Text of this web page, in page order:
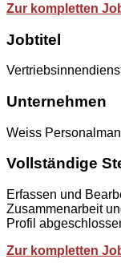
Zur kompletten
Jobtitel
Unternehmen
Weiss
Vollständige
Erfassen und
Zusammenarbeit
Profil
Zur kompletten